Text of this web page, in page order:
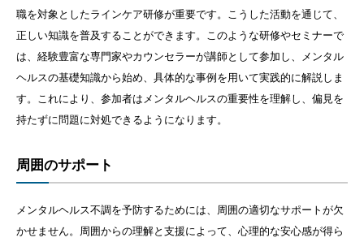
職を対象としたラインケア研修が重要です。こうした活動を通じて、
正しい知識を普及することができます。このような研修やセミナーで
は、経験豊富な専門家やカウンセラーが講師として参加し、メンタル
ヘルスの基礎知識から始め、具体的な事例を用いて実践的に解説しま
す。これにより、参加者はメンタルヘルスの重要性を理解し、偏見を
持たずに問題に対処できるようになります。
周囲のサポート
メンタルヘルス不調を予防するためには、周囲の適切なサポートが欠
かせません。周囲からの理解と支援によって、心理的な安心感が得ら